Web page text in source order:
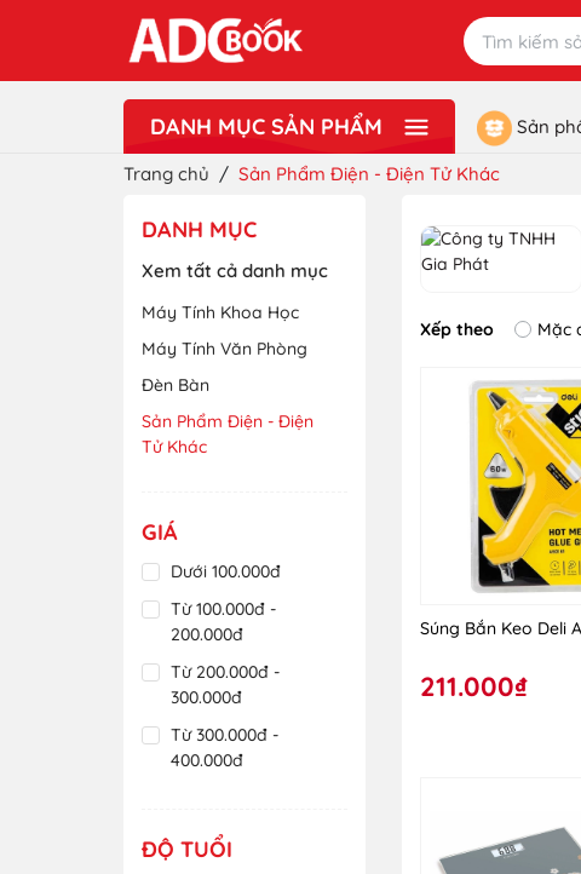
DANH MỤC SẢN PHẨM Sản
Trang chủ / Sản Phẩm Điện - Điện Tử Khác
DANH MỤC
Xem tất cả danh mục
Máy Tính Khoa Học
Máy Tính Văn Phòng
Đèn Bàn
Sản Phẩm Điện - Điện
Tử Khác
GIÁ
Dưới 100.000đ
Từ 100.000đ -
200.000đ
Từ 200.000đ -
300.000đ
Từ 300.000đ -
400.000đ
Từ 500.000đ -
ĐỘ TUỔI
Xếp theo Mặc
Súng Bắn Keo Deli
211.000₫